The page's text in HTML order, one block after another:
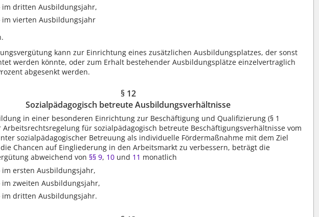
im dritten Ausbildungsjahr,
im vierten Ausbildungsjahr
kann zur Einrichtung eines zusätzlichen Ausbildungsplatzes, der sonst
werden könnte, oder zum Erhalt bestehender Ausbildungsplätze einzelvertraglich
abgesenkt werden.
§ 12
Sozialpädagogisch betreute Ausbildungsverhältnisse
in einer besonderen Einrichtung zur Beschäftigung und Qualifizierung (§ 1
Arbeitsrechtsregelung für sozialpädagogisch betreute Beschäftigungsverhältnisse vom
sozialpädagogischer Betreuung als individuelle Fördermaßnahme mit dem Ziel
Chancen auf Eingliederung in den Arbeitsmarkt zu verbessern, beträgt die
abweichend von§§ 9, 10 und 11 monatlich
im ersten Ausbildungsjahr,
im zweiten Ausbildungsjahr,
im dritten Ausbildungsjahr.